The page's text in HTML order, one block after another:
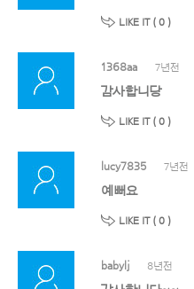
LIKE IT ( 0 )
1368aa 7년전
감사합니당
LIKE IT ( 0 )
lucy7835 7년전
예뻐요
LIKE IT ( 0 )
babylj 8년전